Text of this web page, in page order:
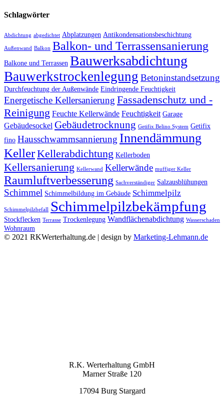
Schlagwörter
Abdichtung abgedichtet Abplatzungen Antikondensationsbeschichtung
Außenwand Balkon Balkon- und Terrassensanierung
Balkone und Terrassen Bauwerksabdichtung
Bauwerkstrockenlegung Betoninstandsetzung
Durchfeuchtung der Außenwände Eindringende Feuchtigkeit
Energetische Kellersanierung Fassadenschutz und -
Reinigung Feuchte Kellerwände Feuchtigkeit Garage
Gebäudesockel Gebäudetrocknung Getifix Belino System Getifix
fino Hausschwammsannierung Innendämmung
KellerKellerabdichtung Kellerboden
Kellersanierung Kellerwand Kellerwände muffiger Keller
Raumluftverbesserung Sachverständiger Salzausblühungen
Schimmel Schimmelbildung im Gebäude Schimmelpilz
Schimmelpilzbefall Schimmelpilzbekämpfung
Stockflecken Terrasse Trockenlegung Wandflächenabdichtung Wasserschaden
Wohnraum
© 2021 RKWerterhaltung.de | design by Marketing-Lehmann.de
R.K. Werterhaltung GmbH
Marner Straße 120
17094 Burg Stargard